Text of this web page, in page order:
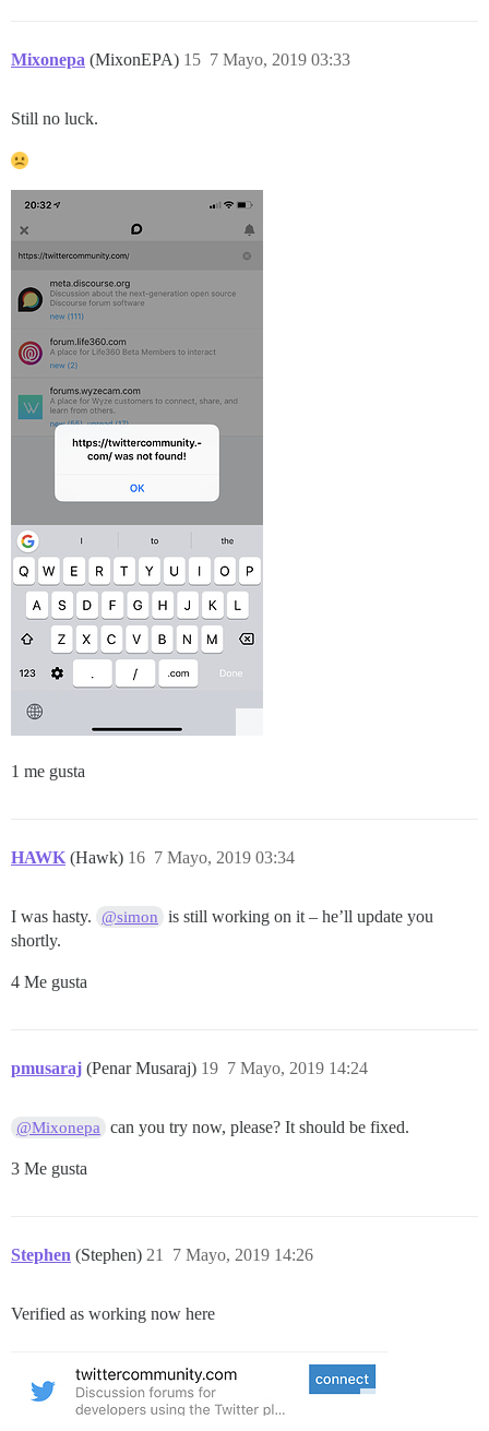
Mixonepa (MixonEPA) 7 Mayo, 2019 03:33
15
Still no luck.
1 me gusta
HAWK (Hawk) 7 Mayo, 2019 03:34
16
I was hasty. @simon
is still working on it – he’ll update you
shortly.
4 Me gusta
pmusaraj (Penar Musaraj) 7 Mayo, 2019 14:24
19
@Mixonepa can you try now, please? It should be fixed.
3 Me gusta
Stephen (Stephen) 7 Mayo, 2019 14:26
21
Verified as working now here